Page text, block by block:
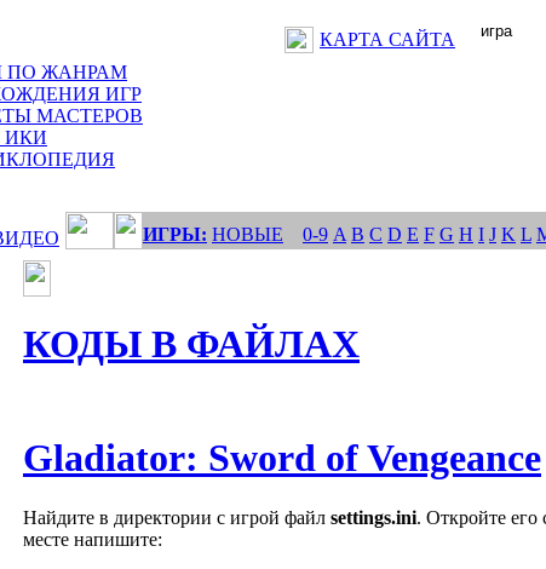
КАРТА САЙТА
ПО ЖАНРАМ
ИГР
МАСТЕРОВ
ИКИ
ИГРЫ: НОВЫЕ 0-9 A B C D E F G H I J K L
КОДЫ В ФАЙЛАХ
Gladiator: Sword of Vengeance
Найдите в директории с игрой файл settings.ini. Откройте
месте напишите: